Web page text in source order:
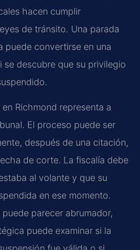
hacen cumplir
de tránsito. Una parada
puede convertirse en una
se descubre que su privilegio
Richmond representa a
El proceso puede ser
después de una citación,
de corte. La fiscalía debe
al volante y que su
en ese momento.
parecer abrumador,
puede examinar si la